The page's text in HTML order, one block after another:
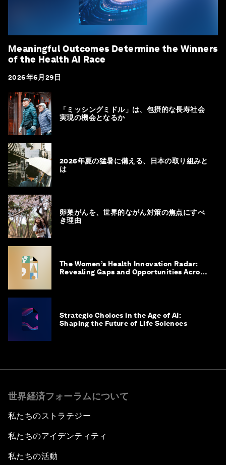
Meaningful Outcomes Determine the Winners
of the Health AI Race
2026年6月29日
「ミッシングミドル」は、包摂的な長寿社会
実現の機会となるか
2026年夏の猛暑に備える、日本の取り組みと
は
卵巣がんを、世界的ながん対策の焦点にすべ
き理由
The Women’s Health Innovation Radar:
Revealing Gaps and Opportunities Across
Strategic Choices in the Age of AI:
Shaping the Future of Life Sciences
世界経済フォーラムについて
私たちのストラテジー
私たちのアイデンティティ
私たちの活動